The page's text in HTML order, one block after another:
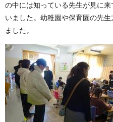
の中には知っている先生が見に
いました。幼稚園や保育園の先
ました。